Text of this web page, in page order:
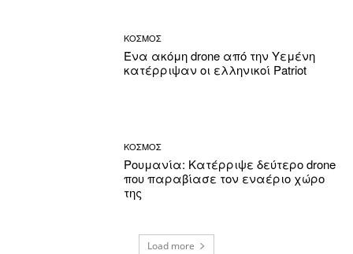
ΚΟΣΜΟΣ
Ένα ακόμη drone από την Υεμένη
κατέρριψαν οι ελληνικοί Patriot
ΚΟΣΜΟΣ
Ρουμανία: Κατέρριψε δεύτερο drone
που παραβίασε τον εναέριο χώρο
της
Load more